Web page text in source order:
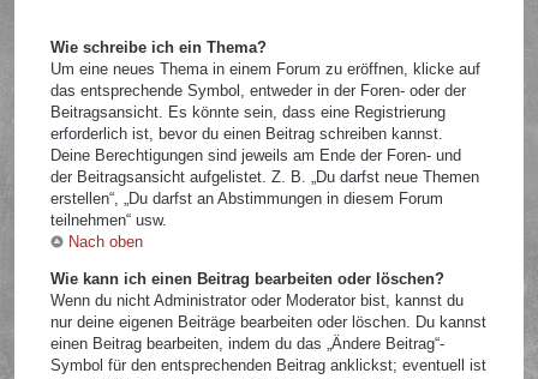
Wie schreibe ich ein Thema?
Um eine neues Thema in einem Forum zu eröffnen, klicke auf
das entsprechende Symbol, entweder in der Foren- oder der
Beitragsansicht. Es könnte sein, dass eine Registrierung
erforderlich ist, bevor du einen Beitrag schreiben kannst.
Deine Berechtigungen sind jeweils am Ende der Foren- und
der Beitragsansicht aufgelistet. Z. B. „Du darfst neue Themen
erstellen“, „Du darfst an Abstimmungen in diesem Forum
teilnehmen“ usw.
Nach oben
Wie kann ich einen Beitrag bearbeiten oder löschen?
Wenn du nicht Administrator oder Moderator bist, kannst du
nur deine eigenen Beiträge bearbeiten oder löschen. Du kannst
einen Beitrag bearbeiten, indem du das „Ändere Beitrag“-
Symbol für den entsprechenden Beitrag anklickst; eventuell ist